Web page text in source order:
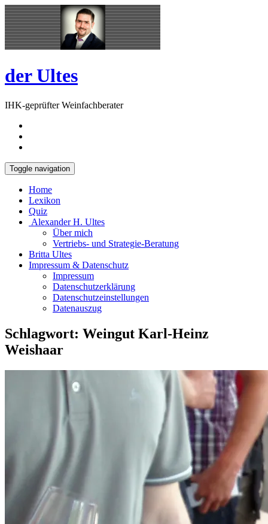
Skip
to
content
Open
Sidebar
der Ultes
IHK-geprüfter Weinfachberater
Toggle navigation
Home
Lexikon
Quiz
Alexander H. Ultes
Über mich
Vertriebs- und Strategie-Beratung
Britta Ultes
Impressum & Datenschutz
Impressum
Datenschutzerklärung
Datenschutzeinstellungen
Datenauszug
Schlagwort: Weingut Karl-Heinz
Weishaar